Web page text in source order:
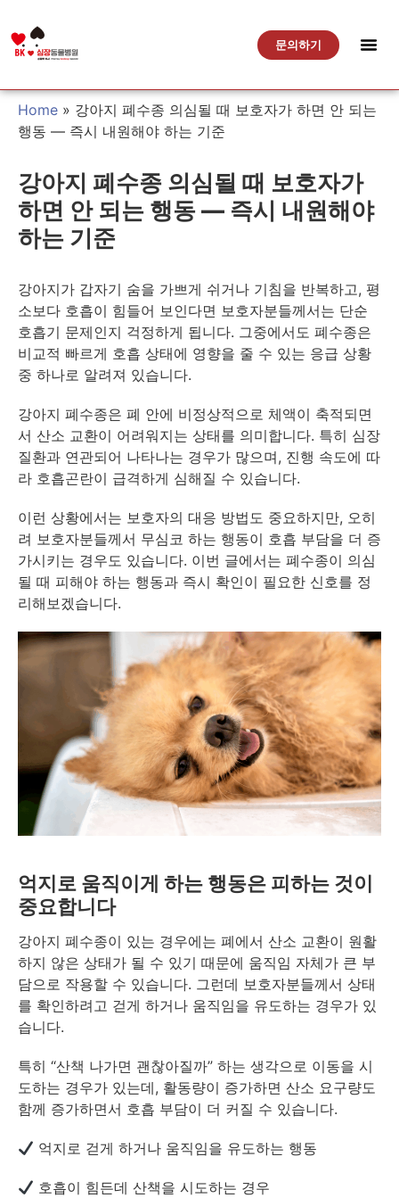
문의하기
Home » 강아지 폐수종 의심될 때 보호자가 하면 안 되는
행동 — 즉시 내원해야 하는 기준
강아지 폐수종 의심될 때 보호자가
하면 안 되는 행동 — 즉시 내원해야
하는 기준
강아지가 갑자기 숨을 가쁘게 쉬거나 기침을 반복하고, 평
소보다 호흡이 힘들어 보인다면 보호자분들께서는 단순
호흡기 문제인지 걱정하게 됩니다. 그중에서도 폐수종은
비교적 빠르게 호흡 상태에 영향을 줄 수 있는 응급 상황
중 하나로 알려져 있습니다.
강아지 폐수종은 폐 안에 비정상적으로 체액이 축적되면
서 산소 교환이 어려워지는 상태를 의미합니다. 특히 심장
질환과 연관되어 나타나는 경우가 많으며, 진행 속도에 따
라 호흡곤란이 급격하게 심해질 수 있습니다.
이런 상황에서는 보호자의 대응 방법도 중요하지만, 오히
려 보호자분들께서 무심코 하는 행동이 호흡 부담을 더 증
가시키는 경우도 있습니다. 이번 글에서는 폐수종이 의심
될 때 피해야 하는 행동과 즉시 확인이 필요한 신호를 정
리해보겠습니다.
억지로 움직이게 하는 행동은 피하는 것이
중요합니다
강아지 폐수종이 있는 경우에는 폐에서 산소 교환이 원활
하지 않은 상태가 될 수 있기 때문에 움직임 자체가 큰 부
담으로 작용할 수 있습니다. 그런데 보호자분들께서 상태
를 확인하려고 걷게 하거나 움직임을 유도하는 경우가 있
습니다.
특히 “산책 나가면 괜찮아질까” 하는 생각으로 이동을 시
도하는 경우가 있는데, 활동량이 증가하면 산소 요구량도
함께 증가하면서 호흡 부담이 더 커질 수 있습니다.
억지로 걷게 하거나 움직임을 유도하는 행동
호흡이 힘든데 산책을 시도하는 경우